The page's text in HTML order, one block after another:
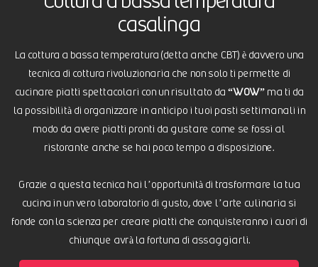
casalinga
La cottura a bassa temperatura (detta anche CBT) è davvero una
tecnica di cottura rivoluzionaria che non solo ti permette di
cucinare piatti spettacolari con un risultato da “WOW”ma ti da
la possibilità di organizzare in anticipo i tuoi pasti settimanali in
modo da avere piatti pronti da gustare come se fossi al
ristorante anche se hai poco tempo a disposizione.
Grazie a questa tecnica hai l’opportunità di trasformare la tua
cucina in un vero laboratorio di gusto, dove l’arte culinaria si
fonde con la scienza per creare piatti che conquisteranno i cuori di
chiunque avrà la fortuna di assaggiarli.